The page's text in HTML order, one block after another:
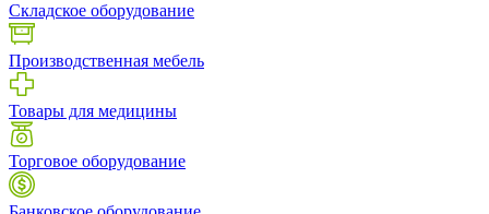
Складское оборудование
Производственная мебель
Товары для медицины
Торговое оборудование